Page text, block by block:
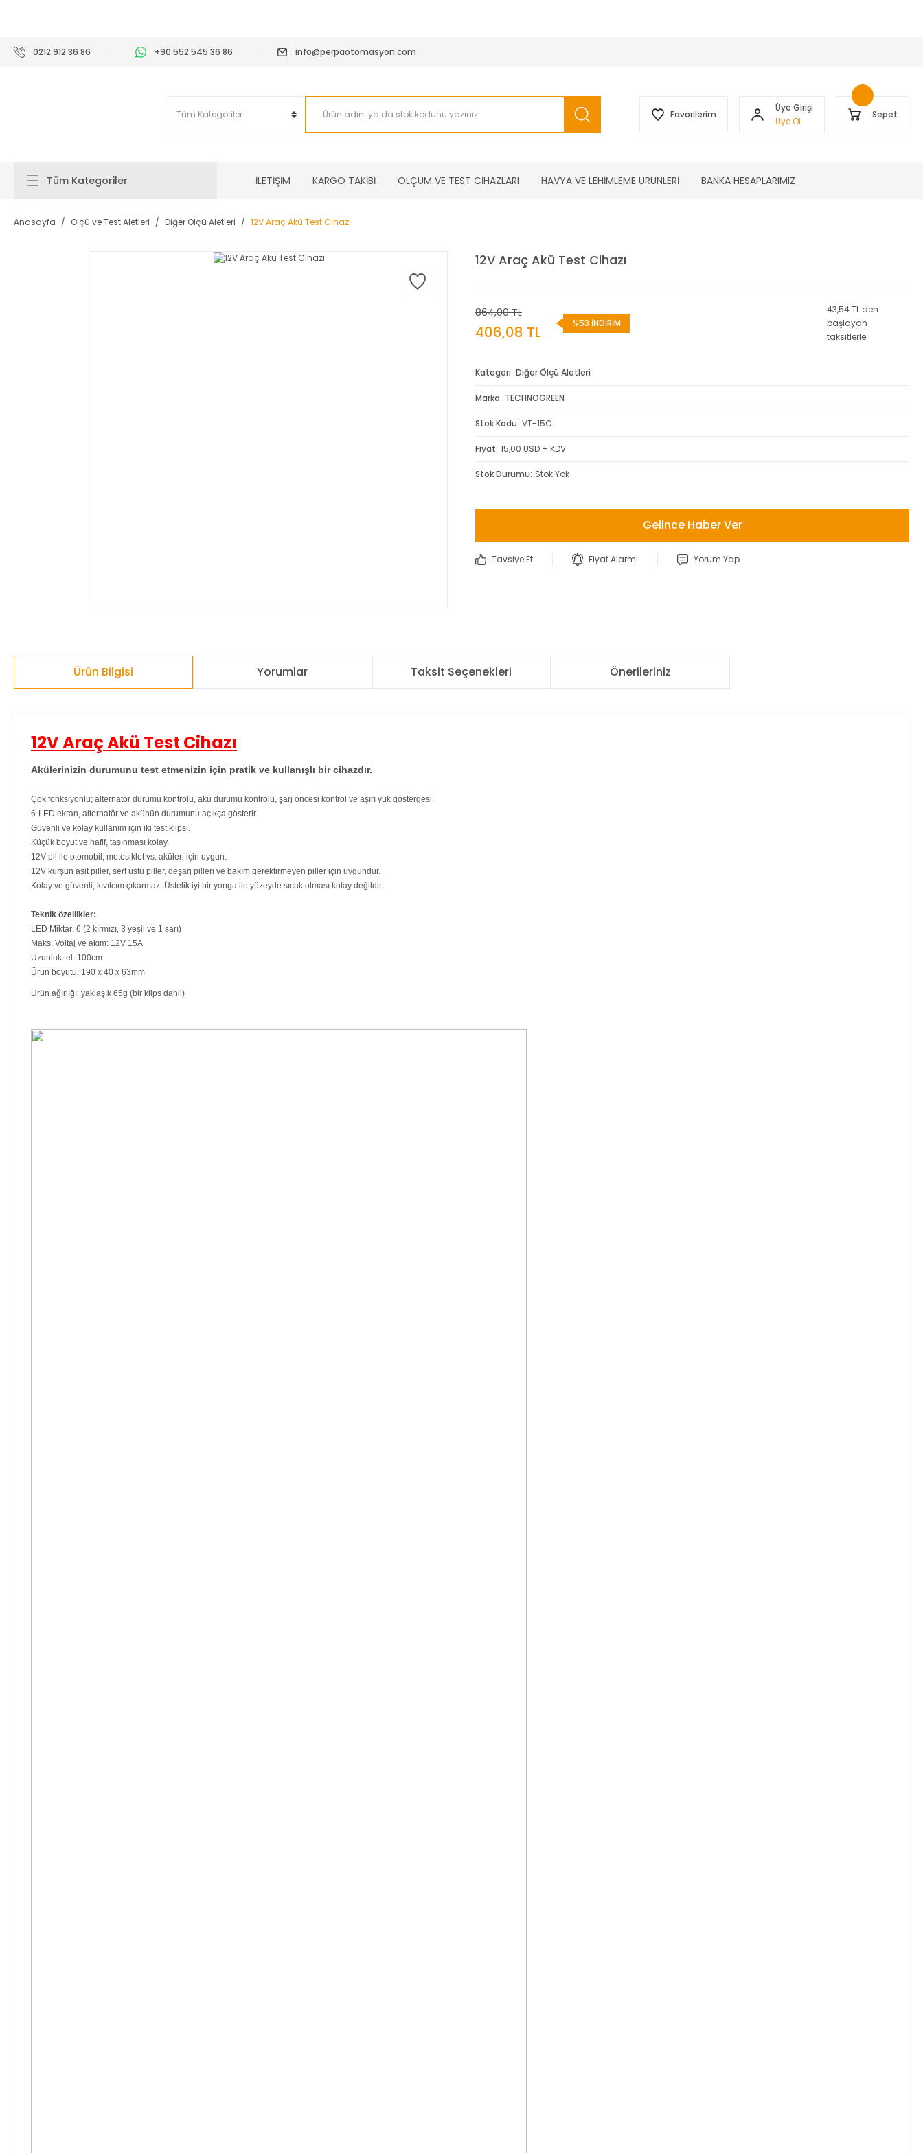
0212 912 36 86 +90 552 545 36 86 info@perpaotomasyon.com
Favorilerim
Üye Girişi
Üye Ol
Sepet
Tüm Kategoriler İLETİŞİM KARGO TAKİBİ ÖLÇÜM VE TEST CİHAZLARI HAVYA VE LEHİMLEME ÜRÜNLERİ BANKA HESAPLARIMIZ
Anasayfa Ölçü ve Test Aletleri Diğer Ölçü Aletleri 12V Araç Akü Test Cihazı
12V Araç Akü Test Cihazı
864,00 TL
406,08 TL %53 İNDİRİM
43,54 TL den
başlayan
taksitlerle!
Kategori Diğer Ölçü Aletleri
Marka TECHNOGREEN
Stok Kodu VT-15C
Fiyat 15,00 USD + KDV
Stok Durumu Stok Yok
Gelince Haber Ver
Tavsiye Et Fiyat Alarmı Yorum Yap
Ürün Bilgisi Yorumlar Taksit Seçenekleri Önerileriniz
12V Araç Akü Test Cihazı
Akülerinizin durumunu test etmenizin için pratik ve kullanışlı bir cihazdır.
Çok fonksiyonlu; alternatör durumu kontrolü, akü durumu kontrolü, şarj öncesi kontrol ve aşırı yük göstergesi.
6-LED ekran, alternatör ve akünün durumunu açıkça gösterir.
Güvenli ve kolay kullanım için iki test klipsi.
Küçük boyut ve hafif, taşınması kolay.
12V pil ile otomobil, motosiklet vs. aküleri için uygun.
12V kurşun asit piller, sert üstü piller, deşarj pilleri ve bakım gerektirmeyen piller için uygundur.
Kolay ve güvenli, kıvılcım çıkarmaz. Üstelik iyi bir yonga ile yüzeyde sıcak olması kolay değildir.
Teknik özellikler:
LED Miktar: 6 (2 kırmızı, 3 yeşil ve 1 sarı)
Maks. Voltaj ve akım: 12V 15A
Uzunluk tel: 100cm
Ürün boyutu: 190 x 40 x 63mm
Ürün ağırlığı: yaklaşık 65g (bir klips dahil)